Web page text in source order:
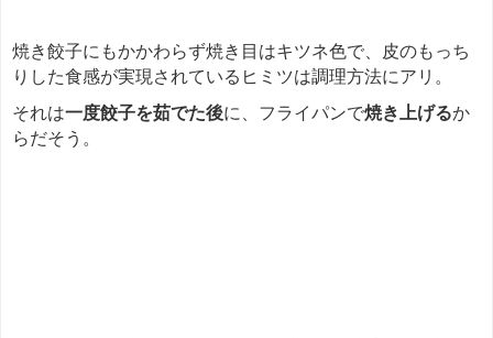
焼き餃子にもかかわらず焼き目はキツネ色で、皮のもっち
りした食感が実現されているヒミツは調理方法にアリ。
それは一度餃子を茹でた後に、フライパンで焼き上げるか
らだそう。